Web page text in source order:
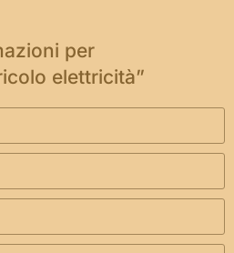
per
elettricità”